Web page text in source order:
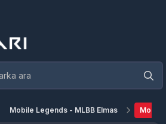
Mobile Legends - MLBB Elmas Mobile